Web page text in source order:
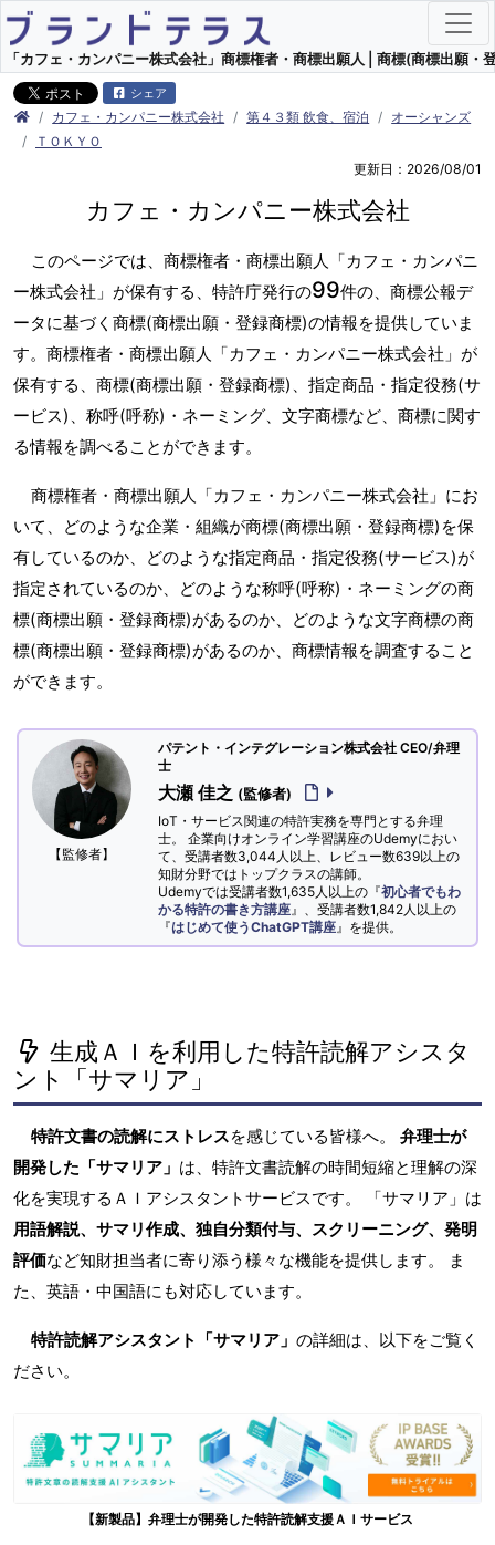
「カフェ・カンパニー株式会社」商標権者・商標出願人 | 商標(商標出願・
シェア
カフェ・カンパニー株式会社 第４３類 飲食、宿泊
オーシャンズ
ＴＯＫＹＯ
更新日：2026/08/01
カフェ・カンパニー株式会社
このページでは、商標権者・商標出願人「カフェ・カンパニ
ー株式会社」が保有する、特許庁発行の99件の、商標公報デ
ータに基づく商標(商標出願・登録商標)の情報を提供していま
す。商標権者・商標出願人「カフェ・カンパニー株式会社」が
保有する、商標(商標出願・登録商標)、指定商品・指定役務(サ
ービス)、称呼(呼称)・ネーミング、文字商標など、商標に関す
る情報を調べることができます。
商標権者・商標出願人「カフェ・カンパニー株式会社」にお
いて、どのような企業・組織が商標(商標出願・登録商標)を保
有しているのか、どのような指定商品・指定役務(サービス)が
指定されているのか、どのような称呼(呼称)・ネーミングの商
標(商標出願・登録商標)があるのか、どのような文字商標の商
標(商標出願・登録商標)があるのか、商標情報を調査すること
ができます。
【監修者】
パテント・インテグレーション株式会社 CEO/弁理
士
大瀬 佳之 (監修者)
IoT・サービス関連の特許実務を専門とする弁理
士。 企業向けオンライン学習講座のUdemyにおい
て、受講者数3,044人以上、レビュー数639以上の
知財分野ではトップクラスの講師。
Udemyでは受講者数1,635人以上の『初心者でもわ
かる特許の書き方講座 』、受講者数1,842人以上の
『はじめて使うChatGPT講座 』を提供。
生成ＡＩを利用した特許読解アシスタ
ント「サマリア」
特許文書の読解にストレスを感じている皆様へ。 弁理士が
開発した「サマリア」 は、特許文書読解の時間短縮と理解の深
化を実現するＡＩアシスタントサービスです。 「サマリア」は
用語解説、サマリ作成、独自分類付与、スクリーニング、発明
評価など知財担当者に寄り添う様々な機能を提供します。 ま
た、英語・中国語にも対応しています。
特許読解アシスタント「サマリア」 の詳細は、以下をご覧く
ださい。
【新製品】弁理士が開発した特許読解支援ＡＩサービス